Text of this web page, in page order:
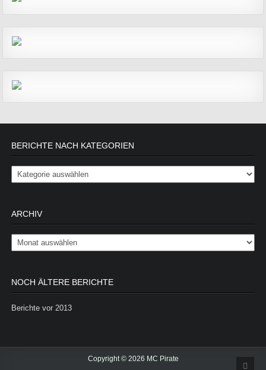
BERICHTE NACH KATEGORIEN
Berichte nach Kategorien
ARCHIV
Archiv
NOCH ÄLTERE BERICHTE
Berichte vor 2013
Copyright © 2026 MC Pirate